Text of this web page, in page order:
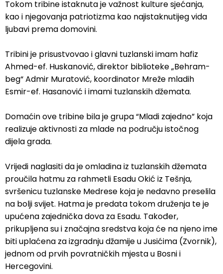
Tokom tribine istaknuta je važnost kulture sjećanja,
kao i njegovanja patriotizma kao najistaknutijeg vida
ljubavi prema domovini.
Tribini je prisustvovao i glavni tuzlanski imam hafiz
Ahmed-ef. Huskanović, direktor biblioteke „Behram-
beg“ Admir Muratović, koordinator Mreže mladih
Esmir-ef. Hasanović i imami tuzlanskih džemata.
Domaćin ove tribine bila je grupa “Mladi zajedno” koja
realizuje aktivnosti za mlade na području istočnog
dijela grada.
Vrijedi naglasiti da je omladina iz tuzlanskih džemata
proučila hatmu za rahmetli Esadu Okić iz Tešnja,
svršenicu tuzlanske Medrese koja je nedavno preselila
na bolji svijet. Hatma je predata tokom druženja te je
upućena zajednička dova za Esadu. Također,
prikupljena su i značajna sredstva koja će na njeno ime
biti uplaćena za izgradnju džamije u Jusićima (Zvornik),
jednom od prvih povratničkih mjesta u Bosni i
Hercegovini.